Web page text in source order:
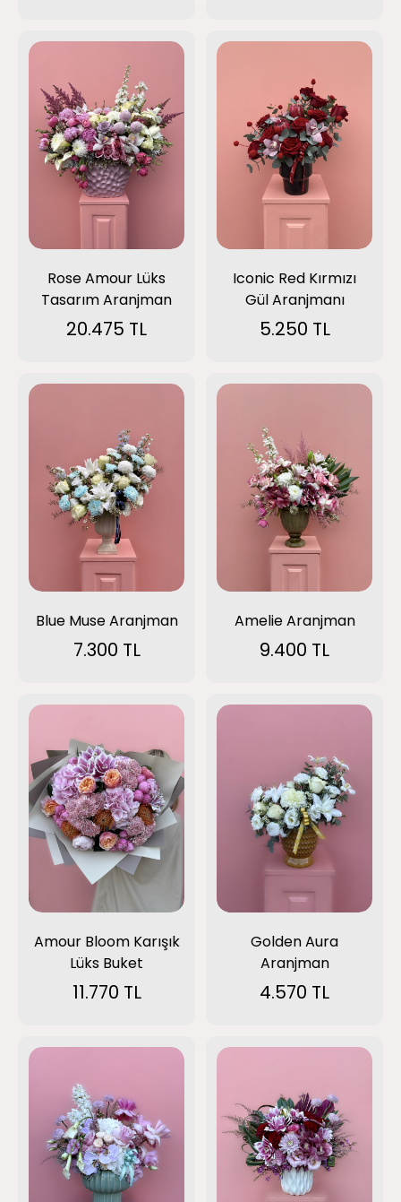
Rose Amour Lüks
Tasarım Aranjman
20.475 TL
Iconic Red Kırmızı
Gül Aranjmanı
5.250 TL
Blue Muse Aranjman
7.300 TL
Amelie Aranjman
9.400 TL
Amour Bloom Karışık
Lüks Buket
11.770 TL
Golden Aura
Aranjman
4.570 TL